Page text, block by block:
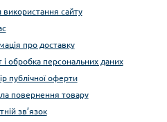
сайту
про доставку
і обробка персональних даних
публічної оферти
повернення товару
зв’язок